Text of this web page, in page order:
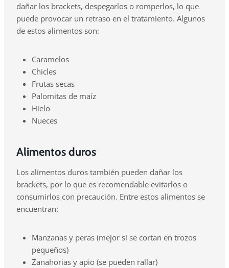
dañar los brackets, despegarlos o romperlos, lo que
puede provocar un retraso en el tratamiento. Algunos
de estos alimentos son:
Caramelos
Chicles
Frutas secas
Palomitas de maíz
Hielo
Nueces
Alimentos duros
Los alimentos duros también pueden dañar los
brackets, por lo que es recomendable evitarlos o
consumirlos con precaución. Entre estos alimentos se
encuentran:
Manzanas y peras (mejor si se cortan en trozos
pequeños)
Zanahorias y apio (se pueden rallar)